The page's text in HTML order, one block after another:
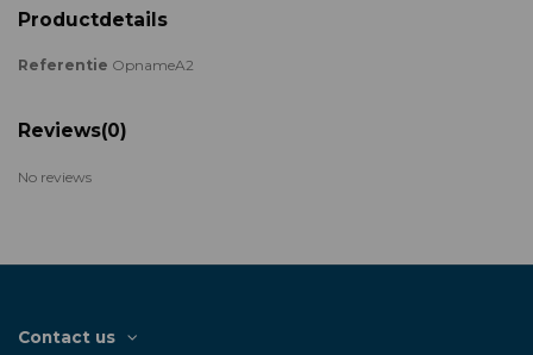
Productdetails
Referentie OpnameA2
Reviews(0)
No reviews
Contact us